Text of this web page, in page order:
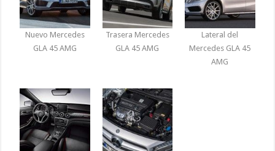
Nuevo Mercedes
GLA 45 AMG
Trasera Mercedes
GLA 45 AMG
Lateral del
Mercedes GLA 45
AMG